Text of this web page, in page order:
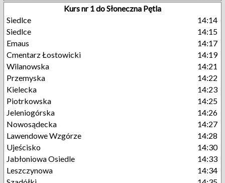
Kurs nr 1 do Słoneczna Pętla
Siedlce
14:14
Siedlce
14:15
Emaus
14:17
Cmentarz Łostowicki
14:19
Wilanowska
14:21
Przemyska
14:22
Kielecka
14:23
Piotrkowska
14:25
Jeleniogórska
14:26
Nowosądecka
14:27
Lawendowe Wzgórze
14:28
Ujeścisko
14:30
Jabłoniowa Osiedle
14:33
Leszczynowa
14:34